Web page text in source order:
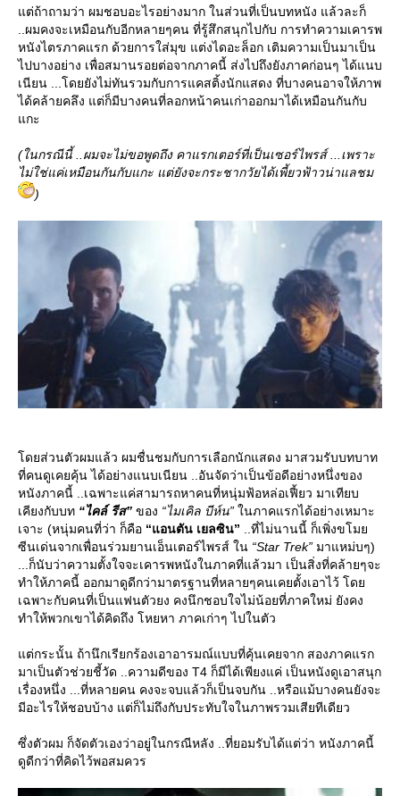
ต่ถ้าถามว่า ผมชอบอะไรอย่างมาก ในส่วนที่เป็นบทหนัง แล้วละก็
..ผมคงจะเหมือนกับอีกหลายๆคน ที่รู้สึกสนุกไปกับ การทำความเคารพ
หนังไตรภาคแรก ด้วยการใส่มุข แต่งไดอะล็อก เติมความเป็นมาเป็น
ไปบางอย่าง เพื่อสมานรอยต่อจากภาคนี้ ส่งไปถึงยังภาคก่อนๆ ได้แนบ
เนียน ...โดยยังไม่ทันรวมกับการแคสติ้งนักแสดง ที่บางคนอาจให้ภาพ
ได้คล้ายคลึง แต่ก็มีบางคนที่ลอกหน้าคนเก่าออกมาได้เหมือนกันกับ
กะ
(ในกรณีนี้ ..ผมจะไม่ขอพูดถึง คาแรกเตอร์ที่เป็นเซอร์ไพรส์ ...เพราะ
ไม่ใช่แค่เหมือนกันกับแกะ แต่ยังจะกระชากวัยได้เพี้ยวฟ้าวน่าแลชม
)
ดยส่วนตัวผมแล้ว ผมชื่นชมกับการเลือกนักแสดง มาสวมรับบทบาท
ที่คนดูเคยคุ้น ได้อย่างแนบเนียน ..อันจัดว่าเป็นข้อดีอย่างหนึ่งของ
หนังภาคนี้ ..เฉพาะแค่สามารถหาคนที่หนุ่มฟ้อหล่อเฟี้ยว มาเทียบ
เคียงกับบท “ไคล์ รีส” ของ “ไมเคิล บีห์น” นภาคแรกได้อย่างเหมาะ
เจาะ (หนุ่มคนที่ว่า ก็คือ “แอนตัน เยลซิน” ..ที่ไม่นานนี้ ก็เพิ่งขโม
ซีนเด่นจากเพื่อนร่วมยานเอ็นเตอร์ไพรส์ ใน “Star Trek” มาแหม่บๆ)
...ก็นับว่าความตั้งใจจะเคารพหนังในภาคที่แล้วมา เป็นสิ่งที่คล้ายๆจะ
ทำให้ภาคนี้ ออกมาดูดีกว่ามาตรฐานที่หลายๆคนเคยตั้งเอาไว้ โด
เฉพาะกับคนที่เป็นแฟนตัวยง คงนึกชอบใจไม่น้อยที่ภาคใหม่ ยังคง
ทำให้พวกเขาได้คิดถึง โหยหา ภาคเก่าๆ ไปในตัว
ต่กระนั้น ถ้านึกเรียกร้องเอาอารมณ์แบบที่คุ้นเคยจาก สองภาคแรก
มาเป็นตัวช่วยชี้วัด ..ความดีของ T4 ก็มีได้เพียงแค่ เป็นหนังดูเอาสนุก
เรื่องหนึ่ง ...ที่หลายคน คงจะจบแล้วก็เป็นจบกัน ..หรือแม้บางคนยังจะ
มีอะไรให้ชอบบ้าง แต่ก็ไม่ถึงกับประทับใจในภาพรวมเสียทีเดียว
ซึ่งตัวผม ก็จัดตัวเองว่าอยู่ในกรณีหลัง ..ที่ยอมรับได้แต่ว่า หนังภาคนี้
ดูดีกว่าที่คิดไว้พอสมควร